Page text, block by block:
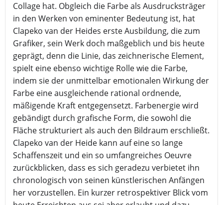
Collage hat. Obgleich die Farbe als Ausdrucksträger
in den Werken von eminenter Bedeutung ist, hat
Clapeko van der Heides erste Ausbildung, die zum
Grafiker, sein Werk doch maßgeblich und bis heute
geprägt, denn die Linie, das zeichnerische Element,
spielt eine ebenso wichtige Rolle wie die Farbe,
indem sie der unmittelbar emotionalen Wirkung der
Farbe eine ausgleichende rational ordnende,
mäßigende Kraft entgegensetzt. Farbenergie wird
gebändigt durch grafische Form, die sowohl die
Fläche strukturiert als auch den Bildraum erschließt.
Clapeko van der Heide kann auf eine so lange
Schaffenszeit und ein so umfangreiches Oeuvre
zurückblicken, dass es sich geradezu verbietet ihn
chronologisch von seinen künstlerischen Anfängen
her vorzustellen. Ein kurzer retrospektiver Blick vom